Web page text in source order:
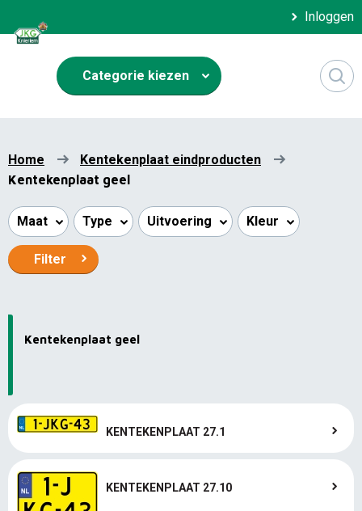
Inloggen
Categorie kiezen
Home Kentekenplaat eindproducten
Kentekenplaat geel
Maat Type Uitvoering Kleur
Filter
Kentekenplaat geel
KENTEKENPLAAT 27.1
KENTEKENPLAAT 27.10